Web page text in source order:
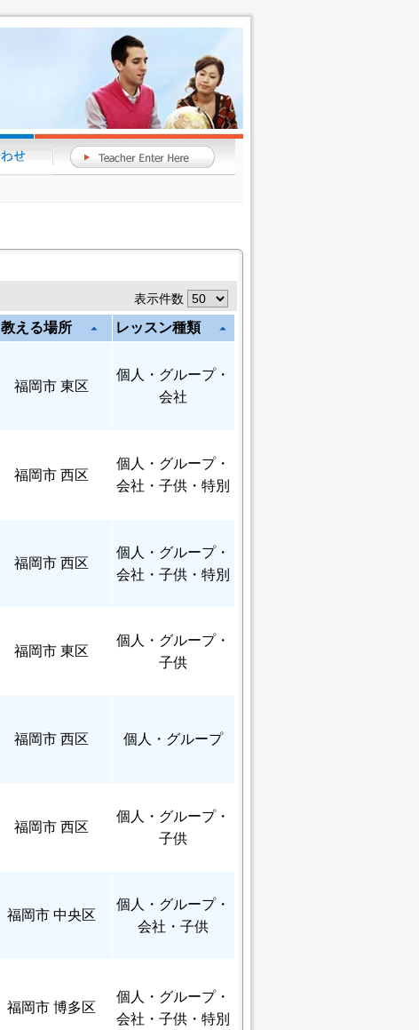
表示件数
教える場所 arrow_drop_up レッスン種類 arrow_drop_up
福岡市 東区
個人
・グループ・
会社
福岡市 西区
個人
・グループ・
会社・子供・特別
福岡市 西区
個人
・グループ・
会社・子供・特別
福岡市 東区
個人
・グループ・
子供
福岡市 西区 個人 ・グループ
福岡市 西区
個人
・グループ・
子供
福岡市 中央区
個人
・グループ・
会社・子供
福岡市 博多区
個人
・グループ・
会社・子供・特別